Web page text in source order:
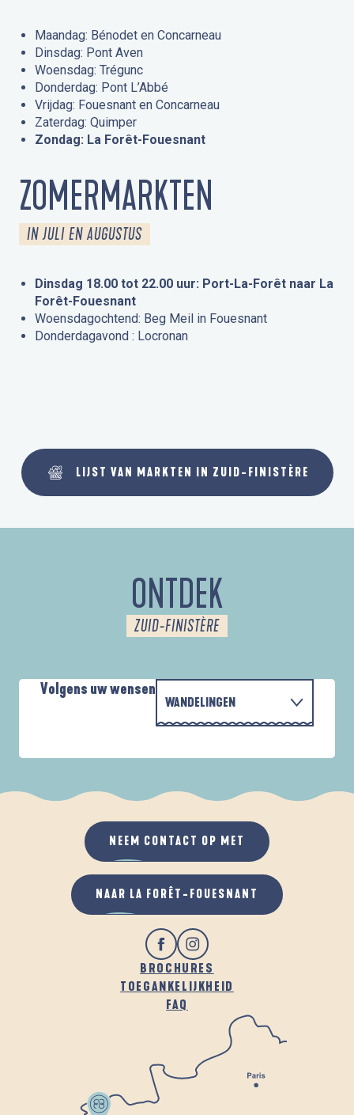
Maandag: Bénodet en Concarneau
Dinsdag: Pont Aven
Woensdag: Trégunc
Donderdag: Pont L’Abbé
Vrijdag: Fouesnant en Concarneau
Zaterdag: Quimper
Zondag: La Forêt-Fouesnant
ZOMERMARKTEN
IN JULI EN AUGUSTUS
Dinsdag 18.00 tot 22.00 uur: Port-La-Forêt naar La
Forêt-Fouesnant
Woensdagochtend: Beg Meil in Fouesnant
Donderdagavond : Locronan
LIJST VAN MARKTEN IN ZUID-FINISTÈRE
ONTDEK
ZUID-FINISTÈRE
Volgens uw wensen
WANDELINGEN
ALS HET REGENT
IN DE FRISSE LUCHT
BROCHURES
TOEGANKELIJKHEID
FAQ
NEEM CONTACT OP MET
NAAR LA FORÊT-FOUESNANT